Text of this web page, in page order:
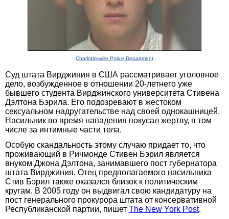
Charlottesville Police Department
Суд штата Вирджиния в США рассматривает уголовное
дело, возбужденное в отношении 20-летнего уже
бывшего студента Вирджинского университета Стивена
Дэлтона Бэрила. Его подозревают в жестоком
сексуальном надругательстве над своей однокашницей.
Насильник во время нападения покусал жертву, в том
числе за интимные части тела.
Особую скандальность этому случаю придает то, что
проживающий в Ричмонде Стивен Бэрил является
внуком Джона Дэлтона, занимавшего пост губернатора
штата Вирджиния. Отец предполагаемого насильника
Стив Бэрил также оказался близок к политическим
кругам. В 2005 году он выдвигал свою кандидатуру на
пост генерального прокурора штата от консервативной
Республиканской партии, пишет The New York Post.